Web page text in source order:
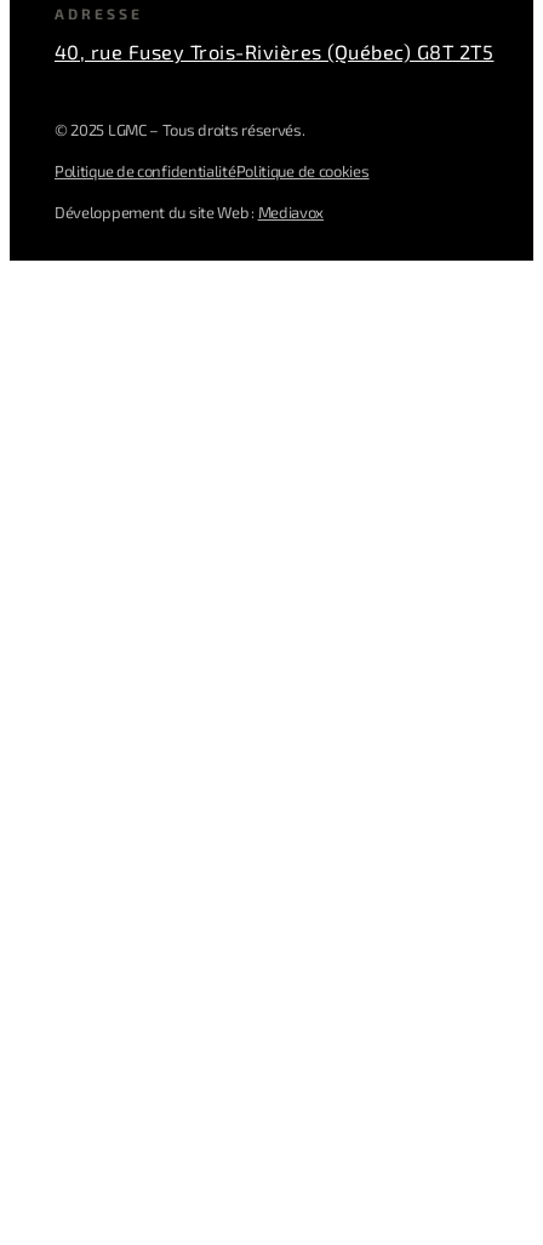
ADRESSE
40, rue Fusey Trois-Rivières (Québec) G8T 2T5
© 2025 LGMC – Tous droits réservés.
Politique de confidentialitéPolitique de cookies
Développement du site Web : Mediavox